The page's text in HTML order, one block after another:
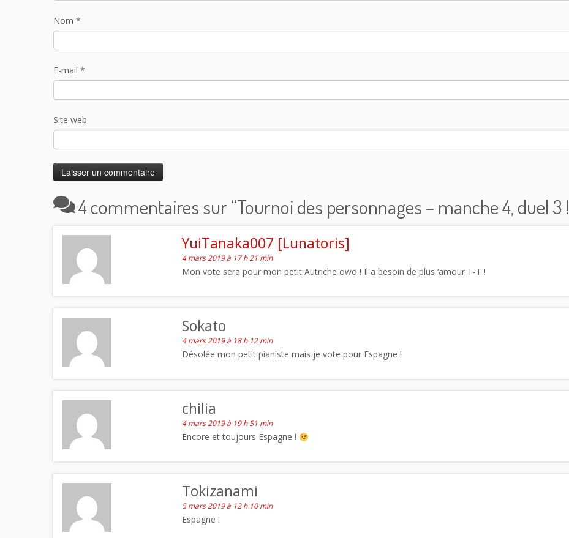
Nom *
E-mail *
Site web
4 commentaires sur “Tournoi des personnages – manche 4, duel 3 !
YuiTanaka007 [Lunatoris]
4 mars 2019 à 17 h 21 min
Mon vote sera pour mon petit Autriche owo ! Il a besoin de plus ‘amour T-T !
Sokato
4 mars 2019 à 18 h 12 min
Désolée mon petit pianiste mais je vote pour Espagne !
chilia
4 mars 2019 à 19 h 51 min
Encore et toujours Espagne !
Tokizanami
5 mars 2019 à 12 h 10 min
Espagne !